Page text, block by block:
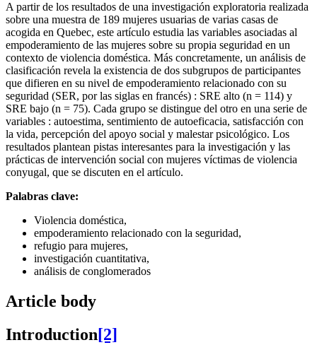
A partir de los resultados de una investigación exploratoria realizada
sobre una muestra de 189 mujeres usuarias de varias casas de
acogida en Quebec, este artículo estudia las variables asociadas al
empoderamiento de las mujeres sobre su propia seguridad en un
contexto de violencia doméstica. Más concretamente, un análisis de
clasificación revela la existencia de dos subgrupos de participantes
que difieren en su nivel de empoderamiento relacionado con su
seguridad (SER, por las siglas en francés) : SRE alto (n = 114) y
SRE bajo (n = 75). Cada grupo se distingue del otro en una serie de
variables : autoestima, sentimiento de autoeficacia, satisfacción con
la vida, percepción del apoyo social y malestar psicológico. Los
resultados plantean pistas interesantes para la investigación y las
prácticas de intervención social con mujeres víctimas de violencia
conyugal, que se discuten en el artículo.
Palabras clave:
Violencia doméstica,
empoderamiento relacionado con la seguridad,
refugio para mujeres,
investigación cuantitativa,
análisis de conglomerados
Article body
Introduction[2]